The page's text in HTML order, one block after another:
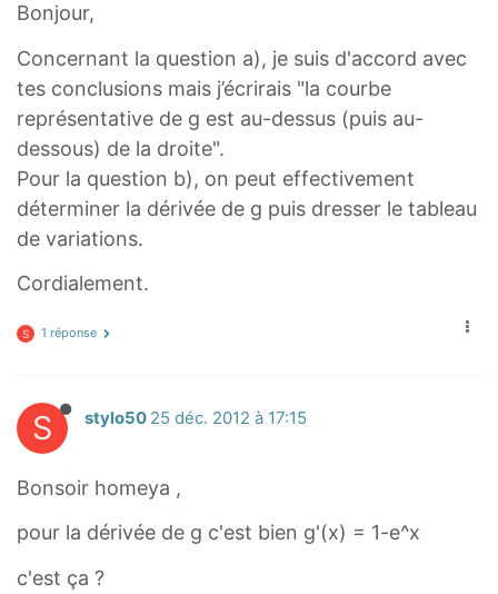
Bonjour,
Concernant la question a), je suis d'accord avec
tes conclusions mais j’écrirais "la courbe
représentative de g est au-dessus (puis au-
dessous) de la droite".
Pour la question b), on peut effectivement
déterminer la dérivée de g puis dresser le tableau
de variations.
Cordialement.
S 1 réponse
S stylo50 25 déc. 2012 à 17:15
Bonsoir homeya ,
pour la dérivée de g c'est bien g'(x) = 1-e^x
c'est ça ?